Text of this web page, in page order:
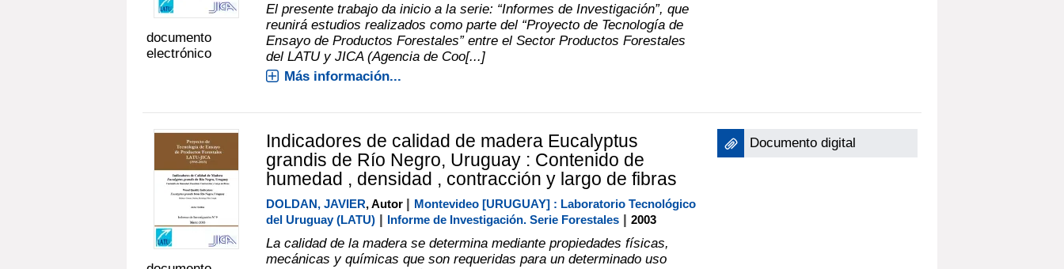
documento
electrónico
El presente trabajo da inicio a la serie: “Informes de Investigación”, que
reunirá estudios realizados como parte del “Proyecto de Tecnología de
Ensayo de Productos Forestales” entre el Sector Productos Forestales
del LATU y JICA (Agencia de Coo[...]
Más información...
Indicadores de calidad de madera Eucalyptus
grandis de Río Negro, Uruguay : Contenido de
humedad , densidad , contracción y largo de fibras
DOLDAN, JAVIER, Autor | Montevideo [URUGUAY] : Laboratorio Tecnológico
del Uruguay (LATU)| Informe de Investigación. Serie Forestales| 2003
La calidad de la madera se determina mediante propiedades físicas,
mecánicas y químicas que son requeridas para un determinado uso
Documento digital